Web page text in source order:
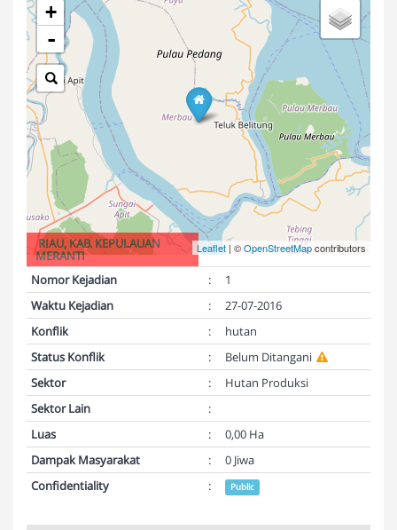
+
-
Leaflet | ©OpenStreetMapcontributors
RIAU, KAB. KEPULAUAN
MERANTI
Nomor Kejadian
:
1
Waktu Kejadian
:
27-07-2016
Konflik
:
hutan
Status Konflik
:
Belum Ditangani
Sektor
:
Hutan Produksi
Sektor Lain
:
Luas
:
0,00 Ha
Dampak Masyarakat
:
0 Jiwa
Confidentiality
: Public